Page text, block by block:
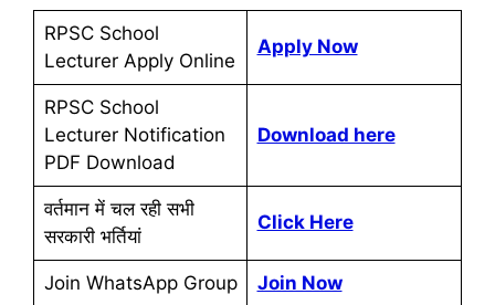
RPSC School
Lecturer Apply Online
Apply Now
RPSC School
Lecturer Notification
PDF Download
Download here
वर्तमान में चल रही सभी
सरकारी भर्तियां
Click Here
Join WhatsApp Group Join Now